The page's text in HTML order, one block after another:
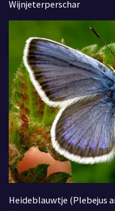
Wijnjeterperschar
Heideblauwtje (Plebejus